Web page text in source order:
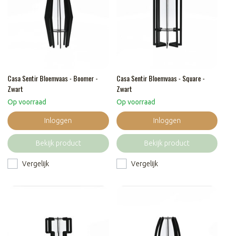
Casa Sentir Bloemvaas - Boomer -
Zwart
Op voorraad
Inloggen
Bekijk product
Vergelijk
Casa Sentir Bloemvaas - Square -
Zwart
Op voorraad
Inloggen
Bekijk product
Vergelijk